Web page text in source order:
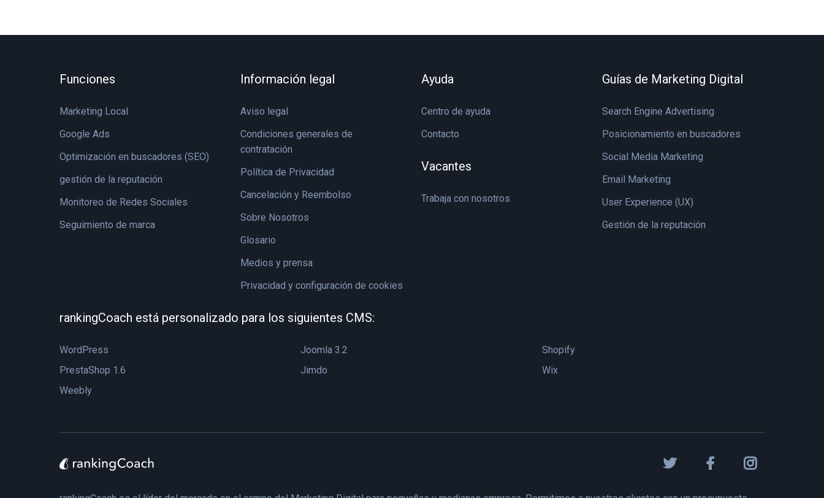
Funciones
Marketing Local
Google Ads
Optimización en buscadores (SEO)
gestión de la reputación
Monitoreo de Redes Sociales
Seguimiento de marca
Información legal
Aviso legal
Condiciones generales de
contratación
Política de Privacidad
Cancelación y Reembolso
Sobre Nosotros
Glosario
Medios y prensa
Privacidad y configuración de cookies
Ayuda
Centro de ayuda
Contacto
Vacantes
Trabaja con nosotros
Guías de Marketing Digital
Search Engine Advertising
Posicionamiento en buscadores
Social Media Marketing
Email Marketing
User Experience (UX)
Gestión de la reputación
rankingCoach está personalizado para los siguientes CMS:
WordPress Joomla 3.2
Shopify
PrestaShop 1.6
Jimdo
Wix
Weebly